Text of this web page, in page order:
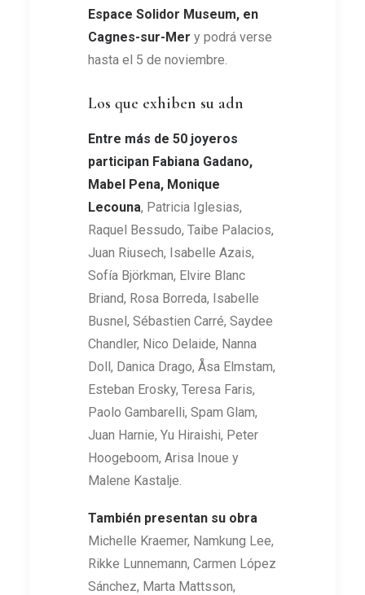
Espace Solidor Museum, en
Cagnes-sur-Mer y podrá verse
hasta el 5 de noviembre.
Los que exhiben su adn
Entre más de 50 joyeros
participan Fabiana Gadano,
Mabel Pena, Monique
Lecouna, Patricia Iglesias,
Raquel Bessudo, Taibe Palacios,
Juan Riusech, Isabelle Azais,
Sofía Björkman, Elvire Blanc
Briand, Rosa Borreda, Isabelle
Busnel, Sébastien Carré, Saydee
Chandler, Nico Delaide, Nanna
Doll, Danica Drago, Åsa Elmstam,
Esteban Erosky, Teresa Faris,
Paolo Gambarelli, Spam Glam,
Juan Harnie, Yu Hiraishi, Peter
Hoogeboom, Arisa Inoue y
Malene Kastalje.
También presentan su obra
Michelle Kraemer, Namkung Lee,
Rikke Lunnemann, Carmen López
Sánchez, Marta Mattsson,